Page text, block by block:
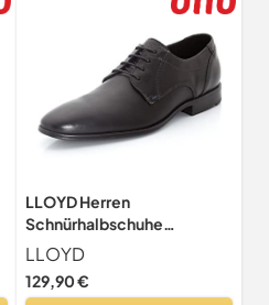
LLOYD Herren
Schnürhalbschuhe
Osmond, Männer
Businessschuhe,Derby,Nor
malweit,schnürschuhe,sch
LLOYD
129,90 €